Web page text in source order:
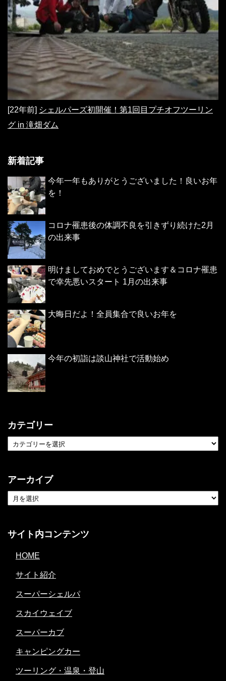
[22年前] シェルパーズ初開催！第1回目プチオフツーリン
グ in 滝畑ダム
新着記事
今年一年もありがとうございました！良いお年
を！
コロナ罹患後の体調不良を引きずり続けた2月
の出来事
明けましておめでとうございます＆コロナ罹患
で幸先悪いスタート 1月の出来事
大晦日だよ！全員集合で良いお年を
今年の初詣は談山神社で活動始め
カテゴリー
アーカイブ
サイト内コンテンツ
HOME
サイト紹介
スーパーシェルパ
スカイウェイブ
スーパーカブ
キャンピングカー
ツーリング・温泉・登山